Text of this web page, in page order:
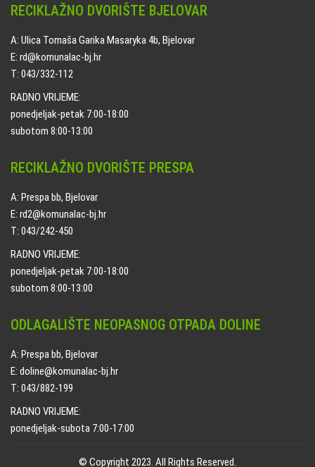
RECIKLAŽNO DVORIŠTE BJELOVAR
A: Ulica Tomaša Garika Masaryka 4b, Bjelovar
E: rd@komunalac-bj.hr
T: 043/332-112
RADNO VRIJEME:
ponedjeljak-petak 7:00-18:00
subotom 8:00-13:00
RECIKLAŽNO DVORIŠTE PRESPA
A: Prespa bb, Bjelovar
E: rd2@komunalac-bj.hr
T: 043/242-450
RADNO VRIJEME:
ponedjeljak-petak 7:00-18:00
subotom 8:00-13:00
ODLAGALIŠTE NEOPASNOG OTPADA DOLINE
A: Prespa bb, Bjelovar
E: doline@komunalac-bj.hr
T: 043/882-199
RADNO VRIJEME:
ponedjeljak-subota 7:00-17:00
© Copyright 2023. All Rights Reserved.